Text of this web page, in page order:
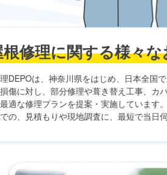
修理に関する様々
DEPOは、神奈川県をはじめ、日本全国
傷に対し、部分修理や葺き替え工事、カ
適な修理プランを提案・実施しています。
の、見積もりや現地調査に、最短で当日